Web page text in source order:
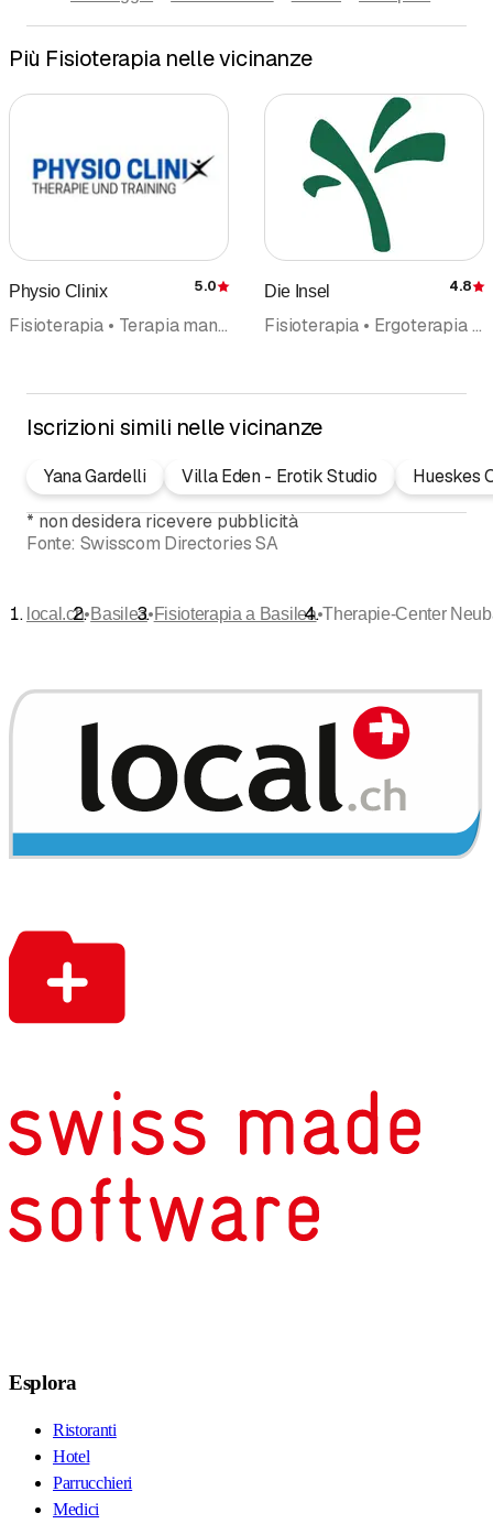
Più Fisioterapia nelle vicinanze
Physio Clinix Recensione
5.0
Fisioterapia • Terapia manuale • Drenaggio linfatico • Osteopata • Osteopatia • Riabilitazione • Massaggio • Massaggi curativi e sportivi • Massaggio medico
Die Insel 4.8
Fisioterapia • Ergoterapia • Terapia manuale
Iscrizioni simili nelle vicinanze
Yana Gardelli Villa Eden - Erotik Studio
Hueskes
* non desidera ricevere pubblicità
Fonte: Swisscom Directories SA
local.ch•Basilea•Fisioterapia a Basilea•Therapie-Center
Esplora
Ristoranti
Hotel
Parrucchieri
Medici